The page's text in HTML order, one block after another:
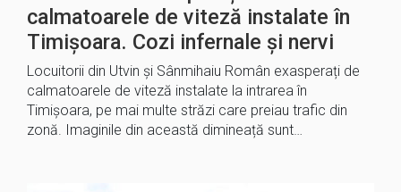
calmatoarele de viteză instalate în
Timișoara. Cozi infernale și nervi
Locuitorii din Utvin și Sânmihaiu Român exasperați de
calmatoarele de viteză instalate la intrarea în
Timișoara, pe mai multe străzi care preiau trafic din
zonă. Imaginile din această dimineață sunt…